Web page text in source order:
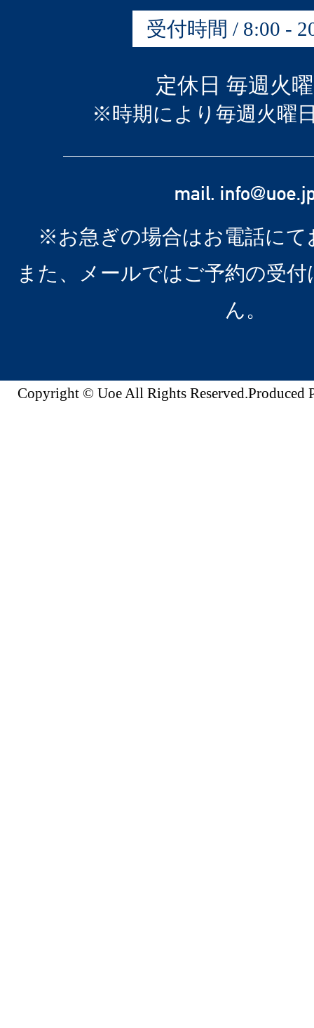
受付時間 / 8:00 -
定休日 毎週火
※時期により毎週火曜
※お急ぎの場合はお電話にて
また、メールではご予約の受
ん。
Copyright © Uoe All Rights Reserved.Produced